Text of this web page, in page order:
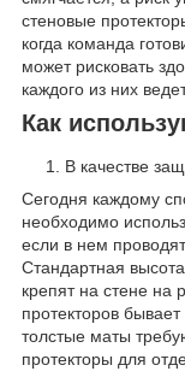
стеновые
когда команда
может рисковать
каждого из них
Как
В качестве
Сегодня каждому
необходимо
если в нем
Стандартная
крепят на стене на
протекторов
толстые маты
протекторы для